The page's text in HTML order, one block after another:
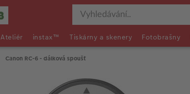
Ateliér instax™ Tiskárny a skenery Fotobrašny
Canon RC-6 - dálková spoušť